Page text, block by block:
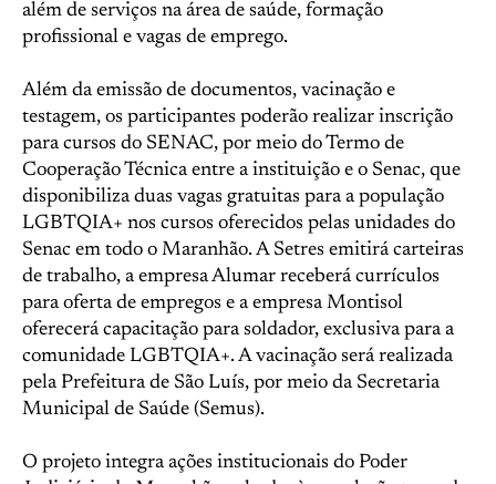
além de serviços na área de saúde, formação
profissional e vagas de emprego.
Além da emissão de documentos, vacinação e
testagem, os participantes poderão realizar inscrição
para cursos do SENAC, por meio do Termo de
Cooperação Técnica entre a instituição e o Senac, que
disponibiliza duas vagas gratuitas para a população
LGBTQIA+ nos cursos oferecidos pelas unidades do
Senac em todo o Maranhão. A Setres emitirá carteiras
de trabalho, a empresa Alumar receberá currículos
para oferta de empregos e a empresa Montisol
oferecerá capacitação para soldador, exclusiva para a
comunidade LGBTQIA+. A vacinação será realizada
pela Prefeitura de São Luís, por meio da Secretaria
Municipal de Saúde (Semus).
O projeto integra ações institucionais do Poder